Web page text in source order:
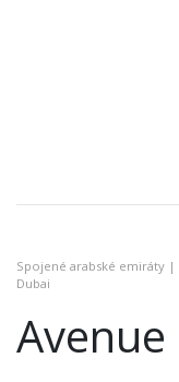
Spojené arabské emiráty |
Dubai
Avenue